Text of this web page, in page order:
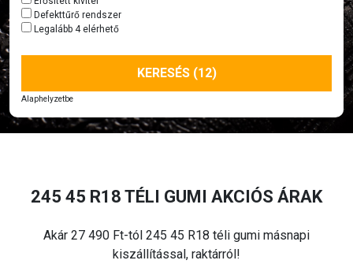
Defekttűrő rendszer
Legalább 4 elérhető
KERESÉS (12)
Alaphelyzetbe
245 45 R18 TÉLI GUMI AKCIÓS ÁRAK
Akár 27 490 Ft-tól 245 45 R18 téli gumi másnapi
kiszállítással, raktárról!